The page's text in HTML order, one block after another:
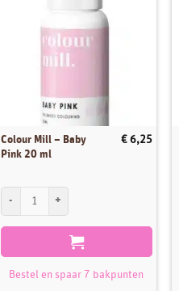
Colour Mill – Baby
Pink 20 ml
€6,25
Bestel en spaar 7 bakpunten